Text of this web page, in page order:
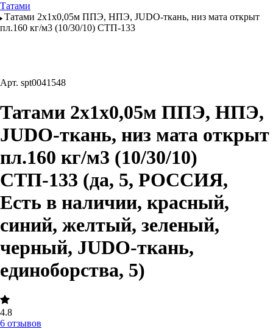
Татами
Татами 2х1х0,05м ППЭ, НПЭ, JUDO-ткань, низ мата открыт
пл.160 кг/м3 (10/30/10) СТП-133
Арт. spt0041548
Татами 2х1х0,05м ППЭ, НПЭ,
JUDO-ткань, низ мата открыт
пл.160 кг/м3 (10/30/10)
СТП-133 (да, 5, РОССИЯ,
Есть в наличии, красный,
синий, желтый, зеленый,
черный, JUDO-ткань,
единоборства, 5)
4.8
6 отзывов